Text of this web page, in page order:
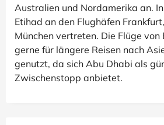
Australien und Nordamerika an.
Etihad an den Flughäfen
München vertreten. Die Flüge
gerne für längere Reisen nach
genutzt, da sich Abu Dhabi als
Zwischenstopp anbietet.